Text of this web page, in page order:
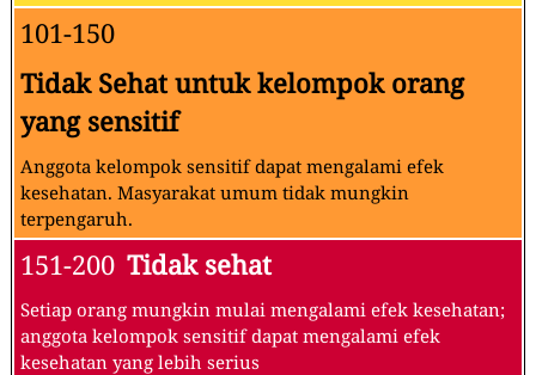
101-150
Tidak Sehat untuk kelompok orang
yang sensitif
Anggota kelompok sensitif dapat mengalami efek
kesehatan. Masyarakat umum tidak mungkin
terpengaruh.
151-200 Tidak sehat
Setiap orang mungkin mulai mengalami efek kesehatan;
anggota kelompok sensitif dapat mengalami efek
kesehatan yang lebih serius